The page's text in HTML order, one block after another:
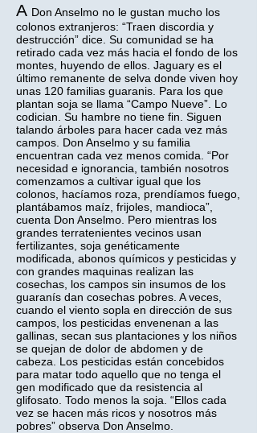
A Don Anselmo no le gustan mucho los
colonos extranjeros: “Traen discordia y
destrucción” dice. Su comunidad se ha
retirado cada vez más hacia el fondo de los
montes, huyendo de ellos. Jaguary es el
último remanente de selva donde viven hoy
unas 120 familias guaranis. Para los que
plantan soja se llama “Campo Nueve”. Lo
codician. Su hambre no tiene fin. Siguen
talando árboles para hacer cada vez más
campos. Don Anselmo y su familia
encuentran cada vez menos comida. “Por
necesidad e ignorancia, también nosotros
comenzamos a cultivar igual que los
colonos, hacíamos roza, prendíamos fuego,
plantábamos maíz, frijoles, mandioca”,
cuenta Don Anselmo. Pero mientras los
grandes terratenientes vecinos usan
fertilizantes, soja genéticamente
modificada, abonos químicos y pesticidas y
con grandes maquinas realizan las
cosechas, los campos sin insumos de los
guaranís dan cosechas pobres. A veces,
cuando el viento sopla en dirección de sus
campos, los pesticidas envenenan a las
gallinas, secan sus plantaciones y los niños
se quejan de dolor de abdomen y de
cabeza. Los pesticidas están concebidos
para matar todo aquello que no tenga el
gen modificado que da resistencia al
glifosato. Todo menos la soja. “Ellos cada
vez se hacen más ricos y nosotros más
pobres” observa Don Anselmo.